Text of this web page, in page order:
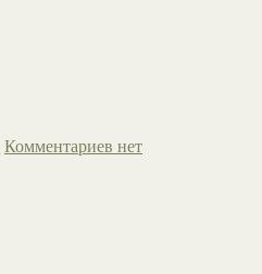
Комментариев нет